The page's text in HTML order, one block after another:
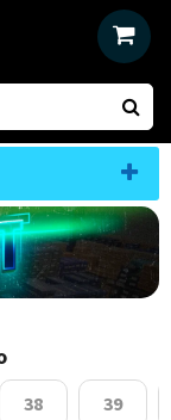
38 39